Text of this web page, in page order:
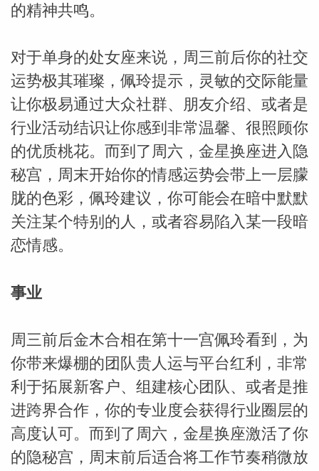
网
的精神共鸣。
对于单身的处女座来说，周三前后你的社交
运势极其璀璨，佩玲提示，灵敏的交际能量
让你极易通过大众社群、朋友介绍、或者是
行业活动结识让你感到非常温馨、很照顾你
的优质桃花。而到了周六，金星换座进入隐
秘宫，周末开始你的情感运势会带上一层朦
胧的色彩，佩玲建议，你可能会在暗中默默
关注某个特别的人，或者容易陷入某一段暗
恋情感。
事业
周三前后金木合相在第十一宫佩玲看到，为
你带来爆棚的团队贵人运与平台红利，非常
利于拓展新客户、组建核心团队、或者是推
进跨界合作，你的专业度会获得行业圈层的
高度认可。而到了周六，金星换座激活了你
的隐秘宫，周末前后适合将工作节奏稍微放